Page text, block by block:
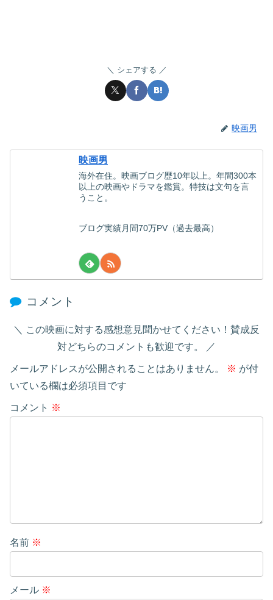
シェアする
映画男
映画男
海外在住。映画ブログ歴10年以上。年間300本
以上の映画やドラマを鑑賞。特技は文句を言
うこと。
ブログ実績月間70万PV（過去最高）
コメント
この映画に対する感想意見聞かせてください！賛成反
対どちらのコメントも歓迎です。
メールアドレスが公開されることはありません。 ※ が付
いている欄は必須項目です
コメント ※
名前 ※
メール ※